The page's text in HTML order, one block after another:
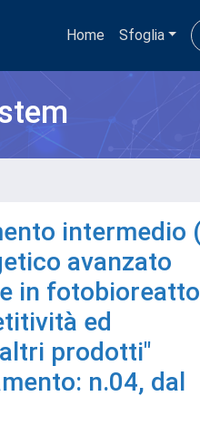
Home Sfoglia
intermedio
avanzato
in
ed
prodotti"
n.04, dal